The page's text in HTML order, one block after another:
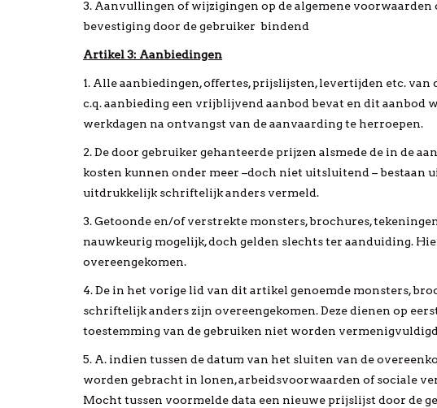
3. Aanvullingen of wijzigingen op de algemene
bevestiging door de gebruiker bindend
Artikel 3: Aanbiedingen
1. Alle aanbiedingen, offertes, prijslijsten, levertijden etc.
c.q. aanbieding een vrijblijvend aanbod bevat en dit aanbod
werkdagen na ontvangst van de aanvaarding te herroepen.
2. De door gebruiker gehanteerde prijzen alsmede de in de
kosten kunnen onder meer –doch niet uitsluitend – bestaan
uitdrukkelijk schriftelijk anders vermeld.
3. Getoonde en/of verstrekte monsters, brochures,
nauwkeurig mogelijk, doch gelden slechts ter aanduiding.
overeengekomen.
4. De in het vorige lid van dit artikel genoemde monsters,
schriftelijk anders zijn overeengekomen. Deze dienen op
toestemming van de gebruiken niet worden
5. A. indien tussen de datum van het sluiten van de
worden gebracht in lonen, arbeidsvoorwaarden of sociale
Mocht tussen voormelde data een nieuwe prijslijst door de